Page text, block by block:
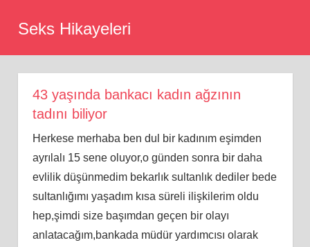
Seks Hikayeleri
43 yaşında bankacı kadın ağzının
tadını biliyor
Herkese merhaba ben dul bir kadınım eşimden
ayrılalı 15 sene oluyor,o günden sonra bir daha
evlilik düşünmedim bekarlık sultanlık dediler bede
sultanlığımı yaşadım kısa süreli ilişkilerim oldu
hep,şimdi size başımdan geçen bir olayı
anlatacağım,bankada müdür yardımcısı olarak